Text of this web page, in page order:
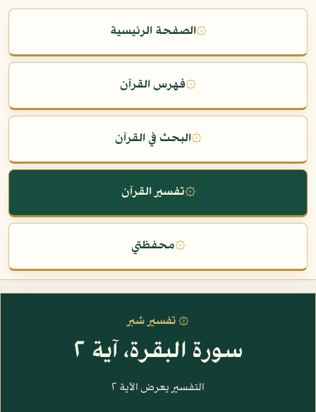
۞الصفحة الرئيسية
۞فهرس القرآن
۞البحث في القرآن
۞تفسير القرآن
۞محفظتي
۞ تفسير شبر
سورة البقرة، آية ٢
التفسير يعرض الآية ٢